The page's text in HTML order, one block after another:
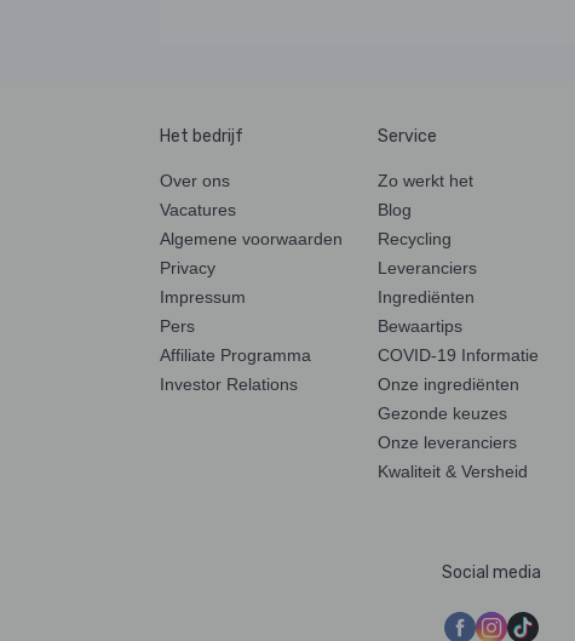
Het bedrijf
Over ons
Vacatures
Algemene voorwaarden
Privacy
Impressum
Pers
Affiliate Programma
Investor Relations
Service
Zo werkt het
Blog
Recycling
Leveranciers
Ingrediënten
Bewaartips
COVID-19 Informatie
Onze ingrediënten
Gezonde keuzes
Onze leveranciers
Kwaliteit & Versheid
Social media